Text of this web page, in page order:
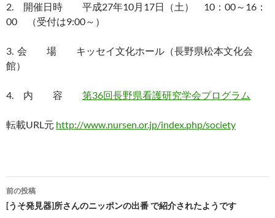
2. 開催日時 平成27年10月17日（土） 10：00～16：
00 （受付は9:00～）
3. 会 場 キッセイ文化ホール（長野県松本文化会
館）
4. 内 容 第36回長野県看護研究学会プログラム
転載URL元 http://www.nursen.or.jp/index.php/society
投
稿
前の投稿
[うそ発見器]所さんのニッポンの出番 で紹介されたようです